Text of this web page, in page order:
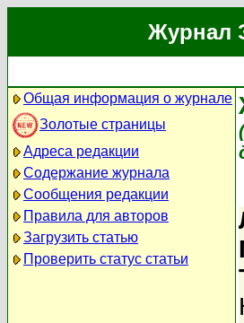
Журнал
Общая информация о журнале
Золотые страницы
Адреса редакции
Содержание журнала
Сообщения редакции
Правила для авторов
Загрузить статью
Проверить статус статьи